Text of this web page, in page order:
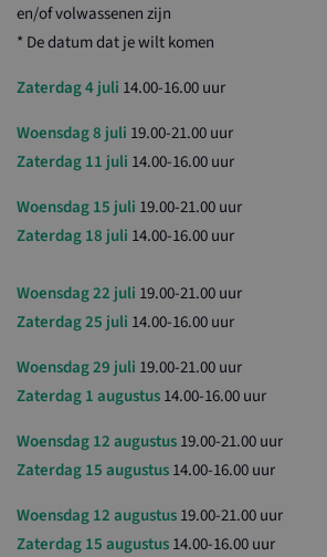
en/of volwassenen zijn
* De datum dat je wilt komen
Zaterdag 4 juli 14.00-16.00 uur
Woensdag 8 juli 19.00-21.00 uur
Zaterdag 11 juli 14.00-16.00 uur
Woensdag 15 juli 19.00-21.00 uur
Zaterdag 18 juli 14.00-16.00 uur
Woensdag 22 juli 19.00-21.00 uur
Zaterdag 25 juli 14.00-16.00 uur
Woensdag 29 juli 19.00-21.00 uur
Zaterdag 1 augustus14.00-16.00 uur
Woensdag 12 augustus19.00-21.00 uur
Zaterdag 15 augustus14.00-16.00 uur
Woensdag 12 augustus19.00-21.00 uur
Zaterdag 15 augustus14.00-16.00 uur